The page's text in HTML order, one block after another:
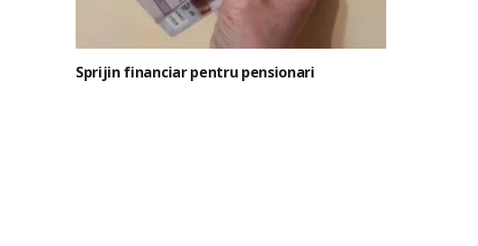
Sprijin financiar pentru pensionari